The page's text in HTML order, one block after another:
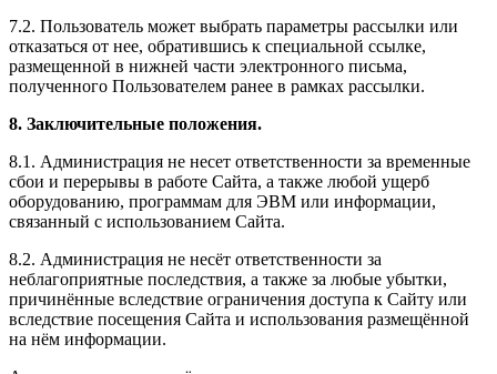
7.2. Пользователь может выбрать параметры рассылки или
отказаться от нее, обратившись к специальной ссылке,
размещенной в нижней части электронного письма,
полученного Пользователем ранее в рамках рассылки.
8. Заключительные положения.
8.1. Администрация не несет ответственности за временные
сбои и перерывы в работе Сайта, а также любой ущерб
оборудованию, программам для ЭВМ или информации,
связанный с использованием Сайта.
8.2. Администрация не несёт ответственности за
неблагоприятные последствия, а также за любые убытки,
причинённые вследствие ограничения доступа к Сайту или
вследствие посещения Сайта и использования размещённой
на нём информации.